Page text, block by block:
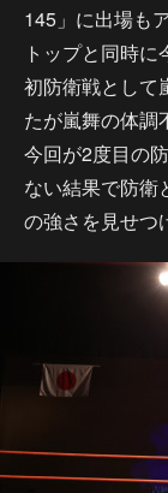
145」に出場も
トップと同時
初防衛戦として
たが嵐舞の体調
今回が2度目の
ない結果で防衛
の強さを見せつ